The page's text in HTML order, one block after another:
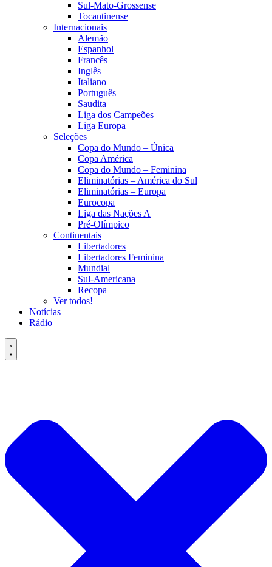
Sul-Mato-Grossense
Tocantinense
Internacionais
Alemão
Espanhol
Francês
Inglês
Italiano
Português
Saudita
Liga dos Campeões
Liga Europa
Seleções
Copa do Mundo – Única
Copa América
Copa do Mundo – Feminina
Eliminatórias – América do Sul
Eliminatórias – Europa
Eurocopa
Liga das Nações A
Pré-Olímpico
Continentais
Libertadores
Libertadores Feminina
Mundial
Sul-Americana
Recopa
Ver todos!
Notícias
Rádio